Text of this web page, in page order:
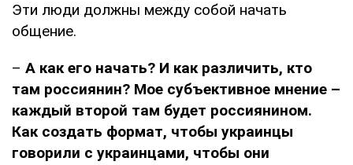
Эти люди должны между собой начать
общение.
– А как его начать? И как различить, кто
там россиянин? Мое субъективное мнение –
каждый второй там будет россиянином.
Как создать формат, чтобы украинцы
говорили с украинцами, чтобы они